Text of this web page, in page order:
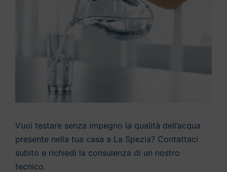
Vuoi testare senza impegno la qualità dell’acqua
presente nella tua casa a La Spezia? Contattaci
subito e richiedi la consulenza di un nostro
tecnico.